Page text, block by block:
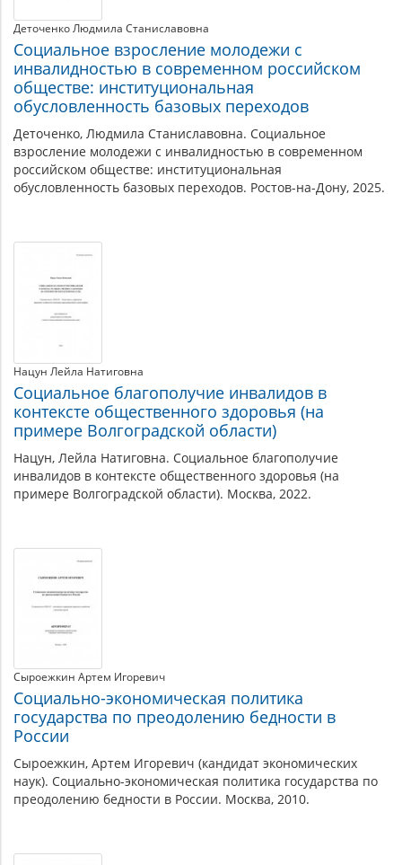
Деточенко Людмила Станиславовна
Социальное взросление молодежи с
инвалидностью в современном российском
обществе: институциональная
обусловленность базовых переходов
Деточенко, Людмила Станиславовна. Социальное
взросление молодежи с инвалидностью в современном
российском обществе: институциональная
обусловленность базовых переходов. Ростов-на-Дону, 2025.
Нацун Лейла Натиговна
Социальное благополучие инвалидов в
контексте общественного здоровья (на
примере Волгоградской области)
Нацун, Лейла Натиговна. Социальное благополучие
инвалидов в контексте общественного здоровья (на
примере Волгоградской области). Москва, 2022.
Сыроежкин Артем Игоревич
Социально-экономическая политика
государства по преодолению бедности в
России
Сыроежкин, Артем Игоревич (кандидат экономических
наук). Социально-экономическая политика государства по
преодолению бедности в России. Москва, 2010.